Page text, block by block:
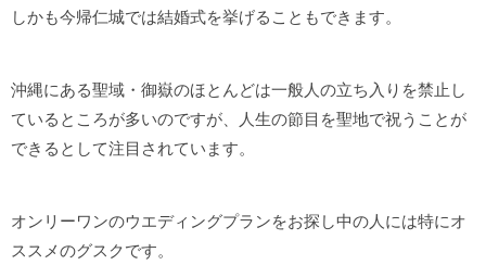
しかも今帰仁城では結婚式を挙げることもできます。
沖縄にある聖域・御嶽のほとんどは一般人の立ち入りを禁止し
ているところが多いのですが、人生の節目を聖地で祝うことが
できるとして注目されています。
オンリーワンのウエディングプランをお探し中の人には特にオ
ススメのグスクです。